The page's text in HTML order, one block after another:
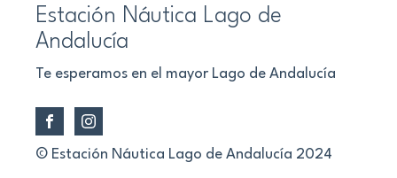
Estación Náutica Lago de
Andalucía
Te esperamos en el mayor Lago de Andalucía
© Estación Náutica Lago de Andalucía 2024